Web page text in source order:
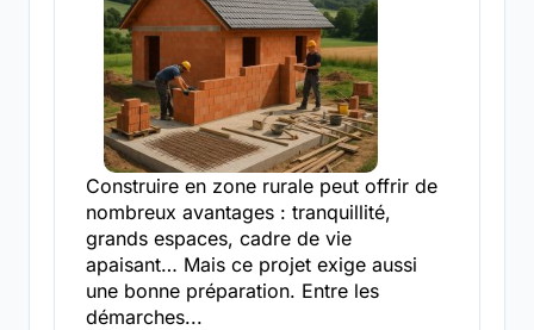
Construire en zone rurale peut offrir de
nombreux avantages : tranquillité,
grands espaces, cadre de vie
apaisant… Mais ce projet exige aussi
une bonne préparation. Entre les
démarches...